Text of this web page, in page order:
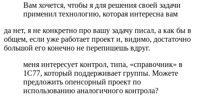
Вам хочется, чтобы я для решения своей задачи
применил технологию, которая интересна вам
да нет, я не конкретно про вашу задачу писал, а как бы в
общем, если уже работает проект и, видимо, достаточно
большой его конечно не перепишешь вдруг.
меня интересует контрол, типа, «справочник» в
1С77, который поддерживает группы. Можете
предложить опенсорный проект по
использованию аналогичного контрола?